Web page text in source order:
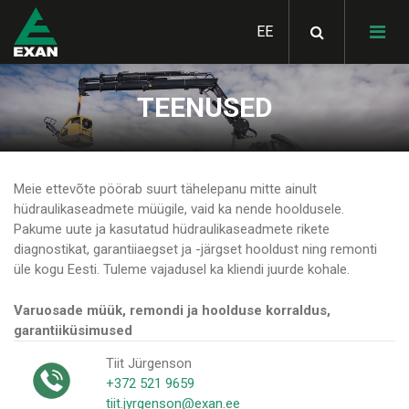
HIAB kaubatõstukid
kastivahetussüsteemid
LOGLIFT puidutõstukid
materjalitõstukid
KLUBB korvtõstuk
KÜLGPORTEDEGA
VEOKASTID
STAS liikuvpõrandad
STAS kallutavad
poolhaagised
GARDNER DENVER
kompressorid
Hüdrosüsteemid
veokitele
HIAB lisaseadmed ja
TEENUSED
Meie ettevõte pöörab suurt tähelepanu mitte ainult
hüdraulikaseadmete müügile, vaid ka nende hooldusele.
Pakume uute ja kasutatud hüdraulikaseadmete rikete
diagnostikat, garantiiaegset ja -järgset hooldust ning remonti
üle kogu Eesti. Tuleme vajadusel ka kliendi juurde kohale.
Varuosade müük, remondi ja hoolduse korraldus,
garantiiküsimused
Tiit Jürgenson
+372 521 9659
tiit.jyrgenson@exan.ee